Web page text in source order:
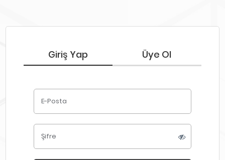
Giriş Yap Üye Ol
E-Posta
Şifre